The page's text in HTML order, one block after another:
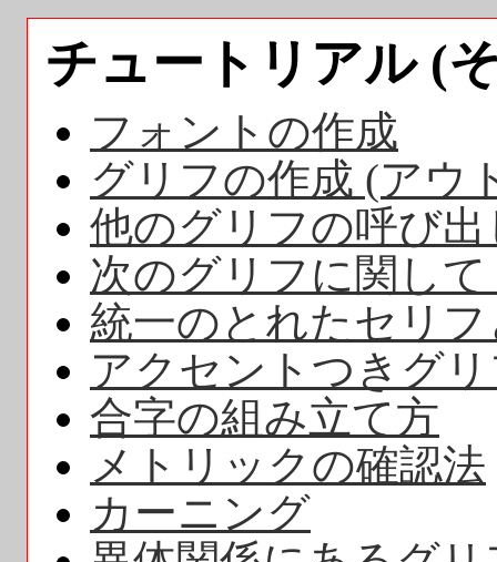
チュートリアル (
フォントの作成
グリフの作成 (アウ
他のグリフの呼び出
次のグリフに関し
統一のとれたセリ
アクセントつきグ
合字の組み立て方
メトリックの確認法
カーニング